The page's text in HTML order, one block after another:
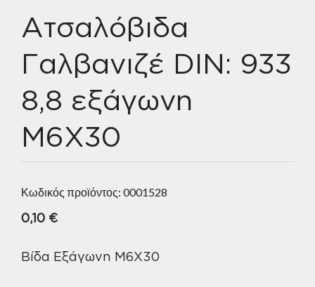
Ατσαλόβιδα
Γαλβανιζέ DIN: 933
8,8 εξάγωνη
Μ6Χ30
Κωδικός προϊόντος: 0001528
0,10 €
Βίδα Εξάγωνη Μ6Χ30